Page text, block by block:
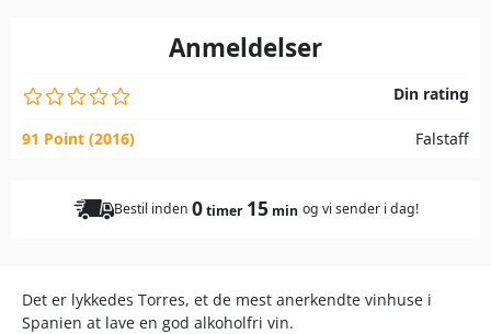
Anmeldelser
Din rating
91 Point (2016) Falstaff
Bestil inden 0timer 15 min og vi sender i dag!
Det er lykkedes Torres, et de mest anerkendte vinhuse i
Spanien at lave en god alkoholfri vin.